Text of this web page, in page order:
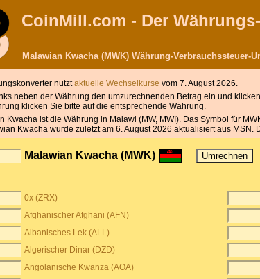
CoinMill.com - Der
Malawian Kwacha (MWK) Währung-Verbrauchssteuer-
nutztaktuelle Wechselkurse vom 7. August 2026.
neben der Währung den umzurechnenden Betrag ein und
klicken Sie bitte auf die entsprechende Währung.
Kwacha ist die Währung in Malawi (MW, MWI). Das Symbol für
Kwacha wurde zuletzt am 6. August 2026 aktualisiert aus
Malawian Kwacha (MWK)
0x (ZRX)
Afghanischer Afghani (AFN)
Albanisches Lek (ALL)
Algerischer Dinar (DZD)
Angolanische Kwanza (AOA)